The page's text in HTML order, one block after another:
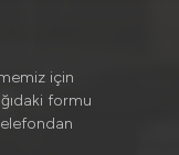
için
formu